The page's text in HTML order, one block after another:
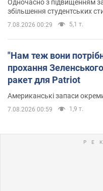
Одночасно з підвищенням
збільшення студентських
7.08.2026 00:29 5,1 т.
"Нам теж вони
прохання
ракет для Patriot
Американські запаси
7.08.2026 00:59 1,9 т.